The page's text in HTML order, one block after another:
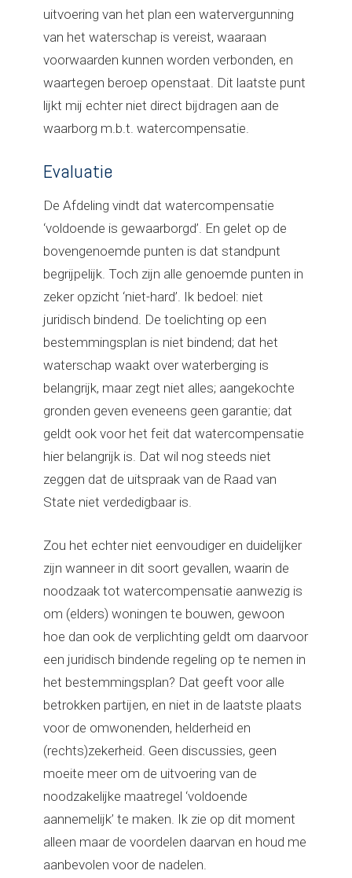
uitvoering van het plan een watervergunning
van het waterschap is vereist, waaraan
voorwaarden kunnen worden verbonden, en
waartegen beroep openstaat. Dit laatste punt
lijkt mij echter niet direct bijdragen aan de
waarborg m.b.t. watercompensatie.
Evaluatie
De Afdeling vindt dat watercompensatie
‘voldoende is gewaarborgd’. En gelet op de
bovengenoemde punten is dat standpunt
begrijpelijk. Toch zijn alle genoemde punten in
zeker opzicht ‘niet-hard’. Ik bedoel: niet
juridisch bindend. De toelichting op een
bestemmingsplan is niet bindend; dat het
waterschap waakt over waterberging is
belangrijk, maar zegt niet alles; aangekochte
gronden geven eveneens geen garantie; dat
geldt ook voor het feit dat watercompensatie
hier belangrijk is. Dat wil nog steeds niet
zeggen dat de uitspraak van de Raad van
State niet verdedigbaar is.
Zou het echter niet eenvoudiger en duidelijker
zijn wanneer in dit soort gevallen, waarin de
noodzaak tot watercompensatie aanwezig is
om (elders) woningen te bouwen, gewoon
hoe dan ook de verplichting geldt om daarvoor
een juridisch bindende regeling op te nemen in
het bestemmingsplan? Dat geeft voor alle
betrokken partijen, en niet in de laatste plaats
voor de omwonenden, helderheid en
(rechts)zekerheid. Geen discussies, geen
moeite meer om de uitvoering van de
noodzakelijke maatregel ‘voldoende
aannemelijk’ te maken. Ik zie op dit moment
alleen maar de voordelen daarvan en houd me
aanbevolen voor de nadelen.